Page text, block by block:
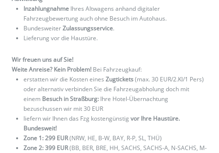
Inzahlungnahme Ihres Altwagens anhand digitaler
Fahrzeugbewertung auch ohne Besuch im Autohaus.
BundesweiterZulassungsservice.
Lieferung vor die Haustüre.
Wir freuen uns auf Sie!
Weite Anreise? Kein Problem! Bei Fahrzeugkauf:
erstatten wir die Kosten eines Zugtickets(max. 30 EUR/2.Kl/1 Pers)
oder alternativ verbinden Sie die Fahrzeugabholung doch mit
einem Besuch in Straßburg: Ihre Hotel-Übernachtung
bezuschussen wir mit 30 EUR
liefern wir Ihnen das Fzg kostengünstig vor Ihre Haustüre.
Bundesweit!
Zone 1: 299 EUR(NRW, HE, B-W, BAY, R-P, SL, THÜ)
Zone 2: 399 EUR(BB, BER, BRE, HH, SACHS, SACHS-A, N-SACHS, M-